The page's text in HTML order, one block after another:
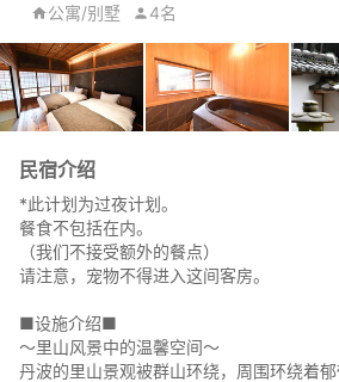
公寓/别墅 4名
民宿介绍
*此计划为过夜计划。
餐食不包括在内。
（我们不接受额外的餐点）
请注意，宠物不得进入这间客房。
■设施介绍■
〜里山风景中的温馨空间〜
丹波的里山景观被群山环绕，周围环绕着郁